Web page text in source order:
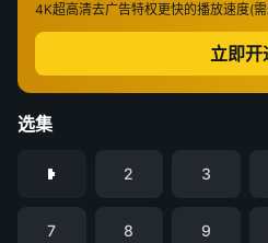
4K超高清去广告特权更快的播放速度(
立即开
选集
2 3
7 8 9